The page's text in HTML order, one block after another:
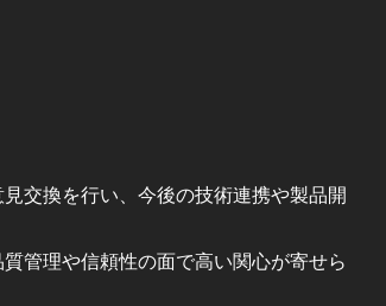
交換を行い、今後の技術連携や製品開
管理や信頼性の面で高い関心が寄せら